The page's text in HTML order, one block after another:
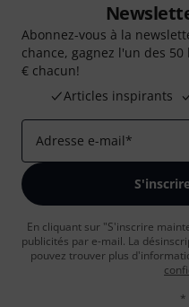
Abonnez-vous à la
chance, gagnez l'un des
€ chacun!
Articles inspirants
Adresse e-mail*
En cliquant sur "S'inscrire
publicités par e-mail. La
pouvez trouver plus
*